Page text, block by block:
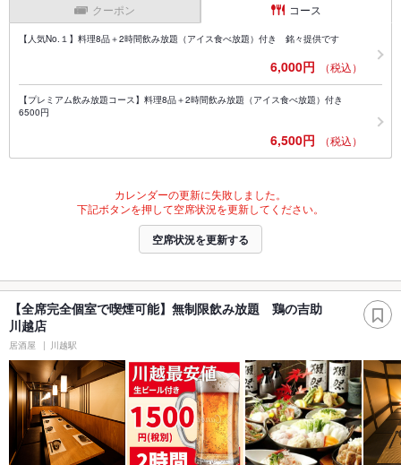
クーポン コース
【人気No.１】料理8品＋2時間飲み放題（アイス食べ放題）付き 銘々提供です
6,000円 （税込）
【プレミアム飲み放題コース】料理8品＋2時間飲み放題（アイス食べ放題）付き
6500円
6,500円 （税込）
カレンダーの更新に失敗しました。
下記ボタンを押して空席状況を更新してください。
空席状況を更新する
【全席完全個室で喫煙可能】無制限飲み放題 鶏の吉助
川越店
居酒屋 川越駅